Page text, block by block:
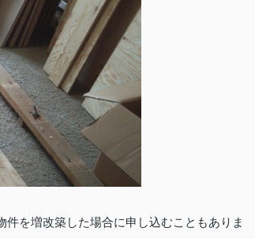
を増改築した場合に申し込むこともありま